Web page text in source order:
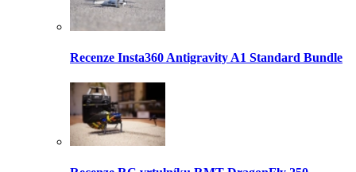
Recenze Insta360 Antigravity A1 Standard Bundle